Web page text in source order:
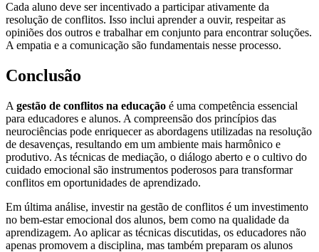
Cada aluno deve ser incentivado a participar ativamente da
resolução de conflitos. Isso inclui aprender a ouvir, respeitar as
opiniões dos outros e trabalhar em conjunto para encontrar soluções.
A empatia e a comunicação são fundamentais nesse processo.
Conclusão
A gestão de conflitos na educação é uma competência essencial
para educadores e alunos. A compreensão dos princípios das
neurociências pode enriquecer as abordagens utilizadas na resolução
de desavenças, resultando em um ambiente mais harmônico e
produtivo. As técnicas de mediação, o diálogo aberto e o cultivo do
cuidado emocional são instrumentos poderosos para transformar
conflitos em oportunidades de aprendizado.
Em última análise, investir na gestão de conflitos é um investimento
no bem-estar emocional dos alunos, bem como na qualidade da
aprendizagem. Ao aplicar as técnicas discutidas, os educadores não
apenas promovem a disciplina, mas também preparam os alunos